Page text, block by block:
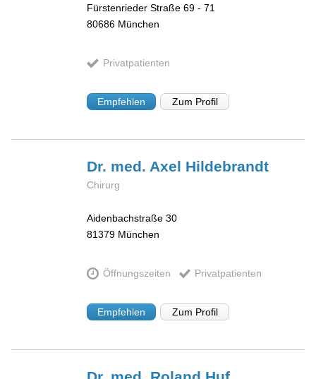
Fürstenrieder Straße 69 - 71
80686 München
Privatpatienten
Empfehlen Zum Profil
Dr. med. Axel Hildebrandt
Chirurg
Aidenbachstraße 30
81379 München
Öffnungszeiten Privatpatienten
Empfehlen Zum Profil